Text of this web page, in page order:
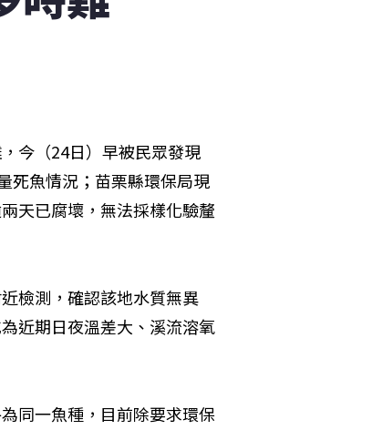
今（24日）早被民眾發現
死魚情況；苗栗縣環保局現
天已腐壞，無法採樣化驗釐
檢測，確認該地水質無異
近期日夜溫差大、溪流溶氧
同一魚種，目前除要求環保